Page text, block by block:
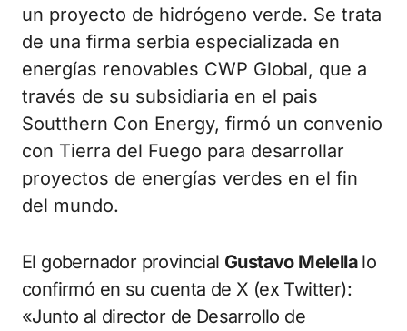
un proyecto de hidrógeno verde. Se trata
de una firma serbia especializada en
energías renovables CWP Global, que a
través de su subsidiaria en el pais
Soutthern Con Energy, firmó un convenio
con Tierra del Fuego para desarrollar
proyectos de energías verdes en el fin
del mundo.
El gobernador provincial Gustavo Melella lo
confirmó en su cuenta de X (ex Twitter):
«Junto al director de Desarrollo de